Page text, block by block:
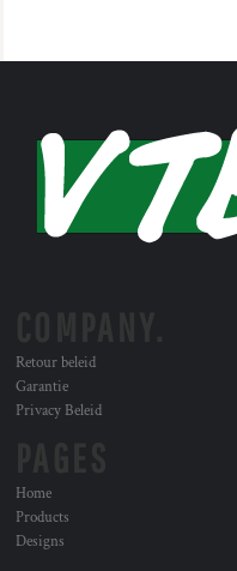
Retour beleid
Garantie
Privacy Beleid
Home
Products
Designs